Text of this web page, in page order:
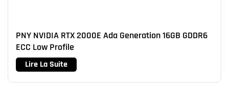
PNY NVIDIA RTX 2000E Ada Generation 16GB GDDR6
ECC Low Profile
Lire La Suite